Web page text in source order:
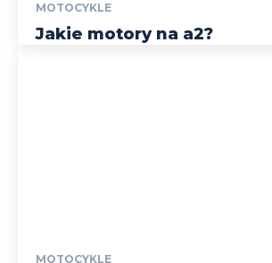
MOTOCYKLE
Jakie motory na a2?
MOTOCYKLE